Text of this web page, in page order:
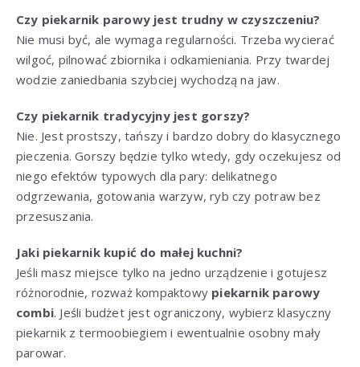
Czy piekarnik parowy jest trudny w czyszczeniu?
Nie musi być, ale wymaga regularności. Trzeba wycierać
wilgoć, pilnować zbiornika i odkamieniania. Przy twardej
wodzie zaniedbania szybciej wychodzą na jaw.
Czy piekarnik tradycyjny jest gorszy?
Nie. Jest prostszy, tańszy i bardzo dobry do klasycznego
pieczenia. Gorszy będzie tylko wtedy, gdy oczekujesz od
niego efektów typowych dla pary: delikatnego
odgrzewania, gotowania warzyw, ryb czy potraw bez
przesuszania.
Jaki piekarnik kupić do małej kuchni?
Jeśli masz miejsce tylko na jedno urządzenie i gotujesz
różnorodnie, rozważ kompaktowy piekarnik parowy
combi. Jeśli budżet jest ograniczony, wybierz klasyczny
piekarnik z termoobiegiem i ewentualnie osobny mały
parowar.